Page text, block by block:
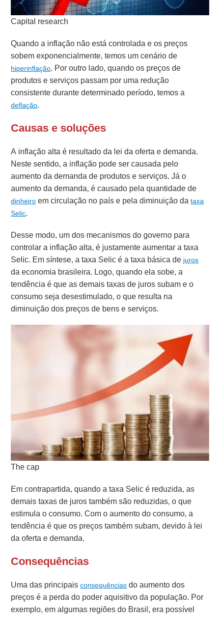
Capital research
Quando a inflação não está controlada e os preços
sobem exponencialmente, temos um cenário de
hiperinflação. Por outro lado, quando os preços de
produtos e serviços passam por uma redução
consistente durante determinado período, temos a
deflação.
Causas e soluções
A inflação alta é resultado da lei da oferta e demanda.
Neste sentido, a inflação pode ser causada pelo
aumento da demanda de produtos e serviços. Já o
aumento da demanda, é causado pela quantidade de
dinheiro em circulação no país e pela diminuição dataxa
Selic.
Desse modo, um dos mecanismos do governo para
controlar a inflação alta, é justamente aumentar a taxa
Selic. Em síntese, a taxa Selic é a taxa básica de juros
da economia brasileira. Logo, quando ela sobe, a
tendência é que as demais taxas de juros subam e o
consumo seja desestimulado, o que resulta na
diminuição dos preços de bens e serviços.
The cap
Em contrapartida, quando a taxa Selic é reduzida, as
demais taxas de juros também são reduzidas, o que
estimula o consumo. Com o aumento do consumo, a
tendência é que os preços também subam, devido à lei
da oferta e demanda.
Consequências
Uma das principaisconsequências do aumento dos
preços é a perda do poder aquisitivo da população. Por
exemplo, em algumas regiões do Brasil, era possível